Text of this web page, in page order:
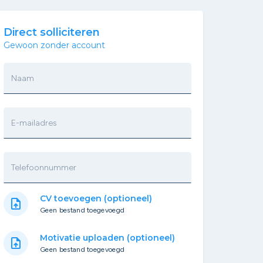
Direct solliciteren
Gewoon zonder account
Naam
E-mailadres
Telefoonnummer
upload_file CV toevoegen (optioneel)
Geen bestand toegevoegd
upload_file Motivatie uploaden (optioneel)
Geen bestand toegevoegd